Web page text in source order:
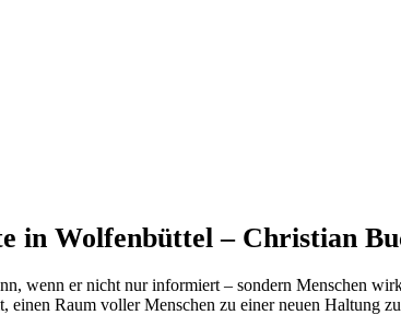
in Wolfenbüttel – Christian
wenn er nicht nur informiert – sondern Menschen
Raum voller Menschen zu einer neuen Haltung